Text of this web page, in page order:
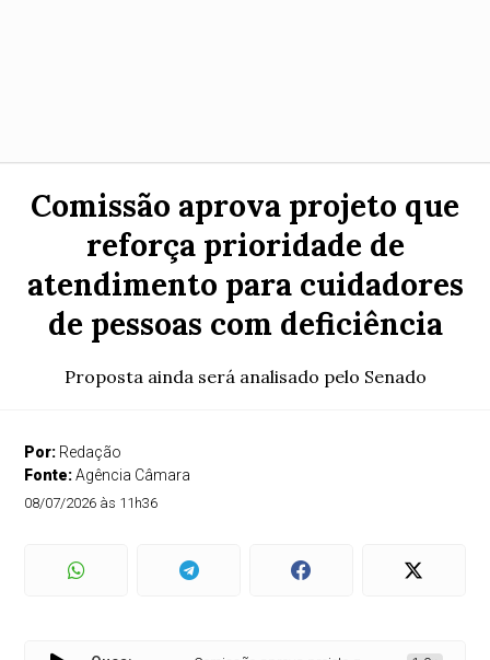
Comissão aprova projeto que
reforça prioridade de
atendimento para cuidadores
de pessoas com deficiência
Proposta ainda será analisado pelo Senado
Por: Redação
Fonte:Agência Câmara
08/07/2026 às 11h36